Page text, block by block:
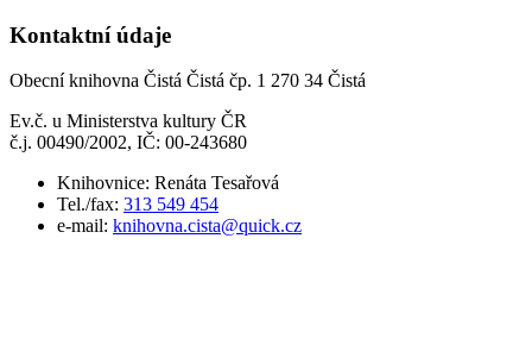
Kontaktní údaje
Obecní knihovna Čistá Čistá čp. 1 270 34 Čistá
Ev.č. u Ministerstva kultury ČR
č.j. 00490/2002, IČ: 00-243680
Knihovnice: Renáta Tesařová
Tel./fax: 313 549 454
e-mail: knihovna.cista@quick.cz